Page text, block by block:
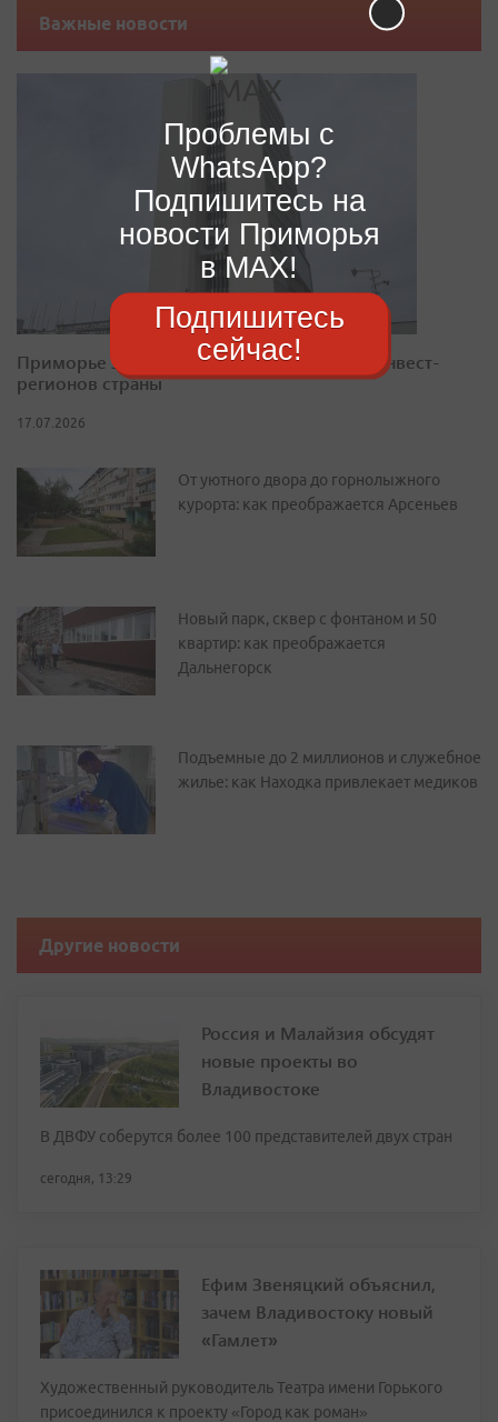
Важные новости
Приморье закрепилось в десятке лучших инвест-
регионов страны
17.07.2026
От уютного двора до горнолыжного
курорта: как преображается Арсеньев
Новый парк, сквер с фонтаном и 50
квартир: как преображается
Дальнегорск
Подъемные до 2 миллионов и служебное
жилье: как Находка привлекает медиков
Другие новости
Россия и Малайзия обсудят
новые проекты во
Владивостоке
В ДВФУ соберутся более 100 представителей двух стран
сегодня, 13:29
Ефим Звеняцкий объяснил,
зачем Владивостоку новый
«Гамлет»
Художественный руководитель Театра имени Горького
присоединился к проекту «Город как роман»
Проблемы с
WhatsApp?
Подпишитесь на
новости Приморья
в MAX!
Подпишитесь
сейчас!